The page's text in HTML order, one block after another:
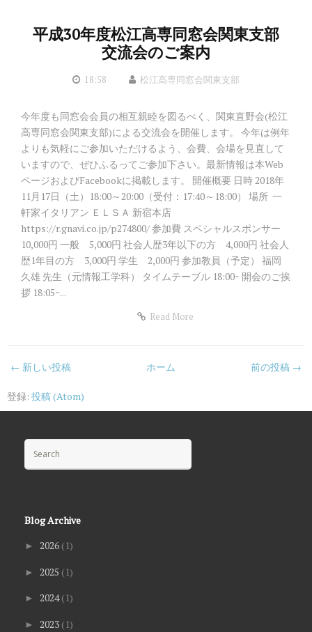
平成30年度松江高専同窓会関東支部
交流会のご案内
18:58 松江高専同窓会関東支部
今年度も同窓会会員の相互親睦を図るべく、関東直野会(松江
高専同窓会関東支部)による交流会を開催します。 今年は例年
よりも気軽にご参加いただけるよう、会費、会場を見直して
いますので、ぜひふるってご参加下さい。 ​ 最新情報は本Web
ページおよびFacebookに掲載します。 開催概要 日時 2018年
11月17日（土）18:00～20:00（受付：17:40～18:00） 場所 一
軒家イタリアン ＥＬＳＡ 新宿本店
https://r.gnavi.co.jp/p274800/ 参加費 スペシャルスポンサー
10,000円 一般 5,000円 社会人歴3年以下の方 4,000円 社会人
歴1年目の方 3,000円 学生 2,000円 参加教員（予定） 福岡
久雄 先生（元情報工学科） タイムテーブル 18:00~ 開会のご挨
拶 18:05~...
Read More
← 新しい投稿 前の投稿 →
ホーム
登録: 投稿 (Atom)
Search for:
Blog Archive
► 2026 (1)
► 2025 (1)
► 2024(1)
► 2023 (1)